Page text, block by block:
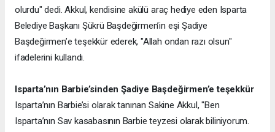
olurdu" dedi. Akkul, kendisine akülü araç hediye eden Isparta
Belediye Başkanı Şükrü Başdeğirmen’in eşi Şadiye
Başdeğirmen’e teşekkür ederek, "Allah ondan razı olsun"
ifadelerini kullandı.
Isparta’nın Barbie’sinden Şadiye Başdeğirmen’e teşekkür
Isparta’nın Barbie’si olarak tanınan Sakine Akkul, "Ben
Isparta’nın Sav kasabasının Barbie teyzesi olarak biliniyorum.